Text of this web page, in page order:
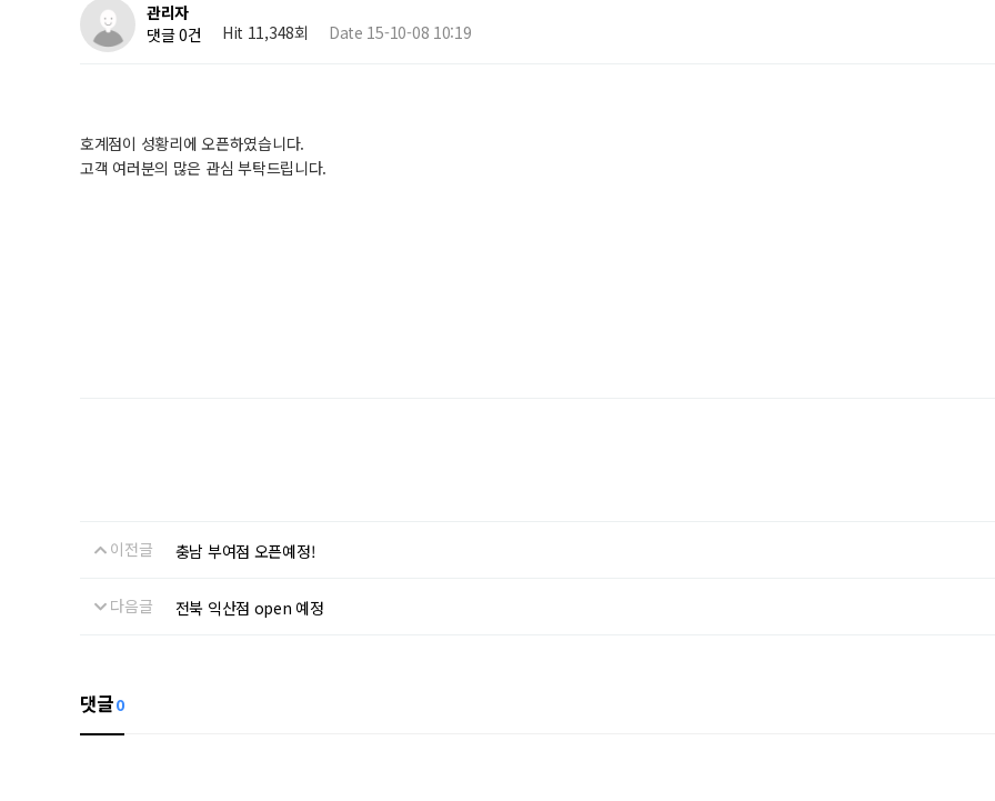
관리자
댓글 0건
Hit 11,348회 Date 15-10-08 10:19
호계점이 성황리에 오픈하였습니다.
고객 여러분의 많은 관심 부탁드립니다.
이전글 충남 부여점 오픈예정!
다음글 전북 익산점 open 예정
댓글0